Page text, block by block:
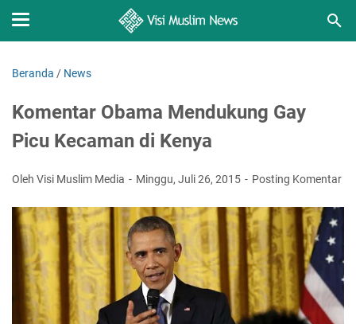
Beranda / News
Komentar Obama Mendukung Gay
Picu Kecaman di Kenya
Oleh Visi Muslim Media Minggu, Juli 26, 2015 Posting Komentar